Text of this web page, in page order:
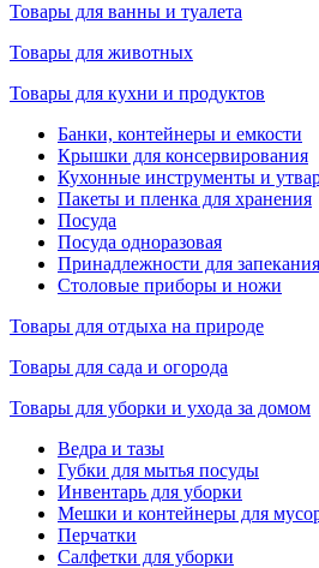
Товары для ванны и туалета
Товары для животных
Товары для кухни и продуктов
Банки, контейнеры и емкости
Крышки для консервирования
Кухонные инструменты и
Пакеты и пленка для хранения
Посуда
Посуда одноразовая
Принадлежности для
Столовые приборы и ножи
Товары для отдыха на природе
Товары для сада и огорода
Товары для уборки и ухода за домом
Ведра и тазы
Губки для мытья посуды
Инвентарь для уборки
Мешки и контейнеры для
Перчатки
Салфетки для уборки